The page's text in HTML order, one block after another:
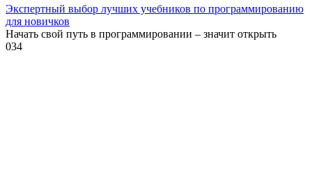
Экспертный выбор лучших учебников по программированию
для новичков
Начать свой путь в программировании – значит открыть
034